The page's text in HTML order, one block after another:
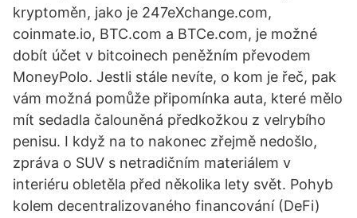
kryptoměn, jako je 247eXchange.com,
coinmate.io, BTC.com a BTCe.com, je možné
dobít účet v bitcoinech peněžním převodem
MoneyPolo. Jestli stále nevíte, o kom je řeč, pak
vám možná pomůže připomínka auta, které mělo
mít sedadla čalouněná předkožkou z velrybího
penisu. I když na to nakonec zřejmě nedošlo,
zpráva o SUV s netradičním materiálem v
interiéru obletěla před několika lety svět. Pohyb
kolem decentralizovaného financování (DeFi)